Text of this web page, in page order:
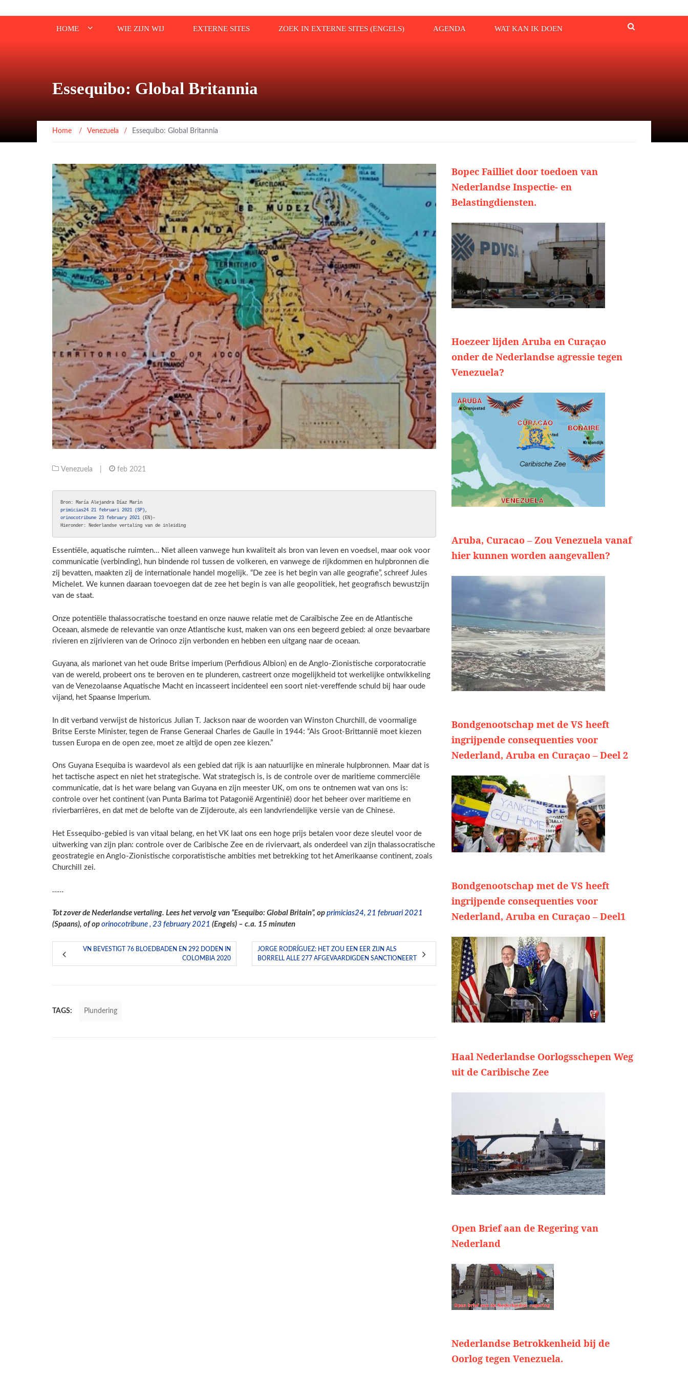
HOME WIE ZIJN WIJ EXTERNE SITES ZOEK IN EXTERNE SITES (ENGELS) AGENDA WAT KAN IK DOEN
Essequibo: Global Britannia
Home / Venezuela / Essequibo: Global Britannia
Venezuela feb 2021
primicias24 21 februari 2021 (SP)
orinocotribune 23 february 2021 (EN)–
Hieronder: Nederlandse vertaling van de inleiding
Essentiële, aquatische ruimten… Niet alleen vanwege hun kwaliteit als bron van leven en voedsel, maar ook voor
communicatie (verbinding), hun bindende rol tussen de volkeren, en vanwege de rijkdommen en hulpbronnen die
zij bevatten, maakten zij de internationale handel mogelijk. “De zee is het begin van alle geografie”, schreef Jules
Michelet. We kunnen daaraan toevoegen dat de zee het begin is van alle geopolitiek, het geografisch bewustzijn
van de staat.
Onze potentiële thalassocratische toestand en onze nauwe relatie met de Caraïbische Zee en de Atlantische
Oceaan, alsmede de relevantie van onze Atlantische kust, maken van ons een begeerd gebied: al onze bevaarbare
rivieren en zijrivieren van de Orinoco zijn verbonden en hebben een uitgang naar de oceaan.
Guyana, als marionet van het oude Britse imperium (Perfidious Albion) en de Anglo-Zionistische corporatocratie
van de wereld, probeert ons te beroven en te plunderen, castreert onze mogelijkheid tot werkelijke ontwikkeling
van de Venezolaanse Aquatische Macht en incasseert incidenteel een soort niet-vereffende schuld bij haar oude
vijand, het Spaanse Imperium.
In dit verband verwijst de historicus Julian T. Jackson naar de woorden van Winston Churchill, de voormalige
Britse Eerste Minister, tegen de Franse Generaal Charles de Gaulle in 1944: “Als Groot-Brittannië moet kiezen
tussen Europa en de open zee, moet ze altijd de open zee kiezen.”
Ons Guyana Esequiba is waardevol als een gebied dat rijk is aan natuurlijke en minerale hulpbronnen. Maar dat is
het tactische aspect en niet het strategische. Wat strategisch is, is de controle over de maritieme commerciële
communicatie, dat is het ware belang van Guyana en zijn meester UK, om ons te ontnemen wat van ons is:
controle over het continent (van Punta Barima tot Patagonië Argentinië) door het beheer over maritieme en
rivierbarrières, en dat met de belofte van de Zijderoute, als een landvriendelijke versie van de Chinese.
Het Essequibo-gebied is van vitaal belang, en het VK laat ons een hoge prijs betalen voor deze sleutel voor de
uitwerking van zijn plan: controle over de Caribische Zee en de riviervaart, als onderdeel van zijn thalassocratische
geostrategie en Anglo-Zionistische corporatistische ambities met betrekking tot het Amerikaanse continent, zoals
Churchill zei.
……
Tot zover de Nederlandse vertaling. Lees het vervolg van “Esequibo: Global Britain”, op primicias24, 21 februari 2021
(Spaans), of op orinocotribune , 23 february 2021 (Engels) – c.a. 15 minuten
VN BEVESTIGT 76 BLOEDBADEN EN 292 DODEN IN
COLOMBIA 2020
JORGE RODRÍGUEZ: HET ZOU EEN EER ZIJN ALS
BORRELL ALLE 277 AFGEVAARDIGDEN SANCTIONEERT
TAGS: Plundering
Bopec Failliet door toedoen van
Nederlandse Inspectie- en
Belastingdiensten.
Hoezeer lijden Aruba en Curaçao
onder de Nederlandse agressie tegen
Venezuela?
Aruba, Curacao – Zou Venezuela vanaf
hier kunnen worden aangevallen?
Bondgenootschap met de VS heeft
ingrijpende consequenties voor
Nederland, Aruba en Curaçao – Deel 2
Bondgenootschap met de VS heeft
ingrijpende consequenties voor
Nederland, Aruba en Curaçao – Deel1
Haal Nederlandse Oorlogsschepen Weg
uit de Caribische Zee
Open Brief aan de Regering van
Nederland
Nederlandse Betrokkenheid bij de
Oorlog tegen Venezuela.